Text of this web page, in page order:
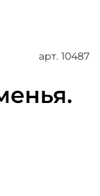
арт. 10487